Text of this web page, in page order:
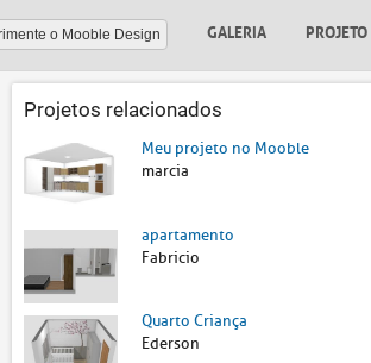
o Mooble Design GALERIA PROJETO
Projetos relacionados
Meu projeto no Mooble
marcia
apartamento
Fabricio
Quarto Criança
Ederson